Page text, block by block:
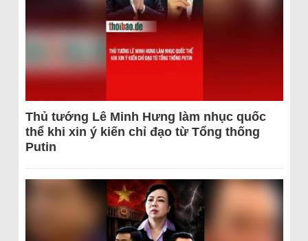
Thủ tướng Lê Minh Hưng làm nhục quốc
thể khi xin ý kiến chỉ đạo từ Tổng thống
Putin